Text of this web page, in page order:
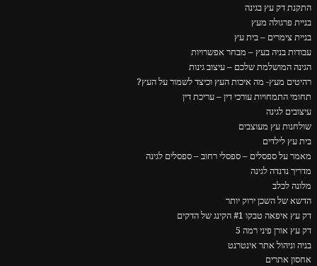
התקנת דק עץ בגינה
בניית פרגולה מעץ
בניית צימרים – בית עץ
עבודות בניה בעץ – מבחר אפשרויות
הגינה המושלמת שלכם – עיצוב גינות
רהיטים מעץ- מה איכות העץ וכיצד לשמור על העץ?
תחומי התמחויות עורכי דין – עריכת דין
עיצובים לגינה
שולחנות עץ מעוצבים
בית עץ לילדים
מאמר על ספסלים – ספסלי רחוב – ספסלים לגינה
מדריך נדנדה לגינה
מלונה לכלב
הדשא של השכן ירוק יותר
דק עץ איפאה טבקו #1 הקינג של הדקים
דק עץ אורן פיני רמה 5
בניה וניהול אתר אינטרנט
אחסון אתרים